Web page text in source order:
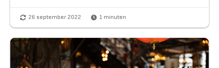
26 september 2022 1 minuten